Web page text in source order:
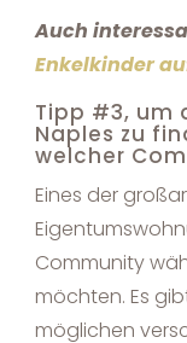
Auch
Enkelkinder
Tipp #3, um
Naples zu
welcher
Eines der
Community
möchten. Es
möglichen